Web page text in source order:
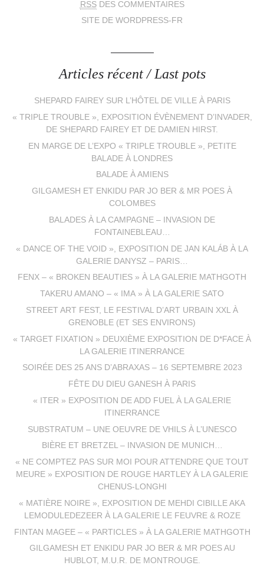
RSSDES COMMENTAIRES
SITE DE WORDPRESS-FR
Articles récent / Last pots
SHEPARD FAIREY SUR L’HÔTEL DE VILLE À PARIS
« TRIPLE TROUBLE », EXPOSITION ÉVÈNEMENT D’INVADER,
DE SHEPARD FAIREY ET DE DAMIEN HIRST.
EN MARGE DE L’EXPO « TRIPLE TROUBLE », PETITE
BALADE À LONDRES
BALADE À AMIENS
GILGAMESH ET ENKIDU PAR JO BER & MR POES À
COLOMBES
BALADES À LA CAMPAGNE – INVASION DE
FONTAINEBLEAU…
« DANCE OF THE VOID », EXPOSITION DE JAN KALÁB À LA
GALERIE DANYSZ – PARIS…
FENX – « BROKEN BEAUTIES » À LA GALERIE MATHGOTH
TAKERU AMANO – « IMA » À LA GALERIE SATO
STREET ART FEST, LE FESTIVAL D’ART URBAIN XXL À
GRENOBLE (ET SES ENVIRONS)
« TARGET FIXATION » DEUXIÈME EXPOSITION DE D*FACE À
LA GALERIE ITINERRANCE
SOIRÉE DES 25 ANS D’ABRAXAS – 16 SEPTEMBRE 2023
FÊTE DU DIEU GANESH À PARIS
« ITER » EXPOSITION DE ADD FUEL À LA GALERIE
ITINERRANCE
SUBSTRATUM – UNE OEUVRE DE VHILS À L’UNESCO
BIÈRE ET BRETZEL – INVASION DE MUNICH…
« NE COMPTEZ PAS SUR MOI POUR ATTENDRE QUE TOUT
MEURE » EXPOSITION DE ROUGE HARTLEY À LA GALERIE
CHENUS-LONGHI
« MATIÈRE NOIRE », EXPOSITION DE MEHDI CIBILLE AKA
LEMODULEDEZEER À LA GALERIE LE FEUVRE & ROZE
FINTAN MAGEE – « PARTICLES » À LA GALERIE MATHGOTH
GILGAMESH ET ENKIDU PAR JO BER & MR POES AU
HUBLOT, M.U.R. DE MONTROUGE.